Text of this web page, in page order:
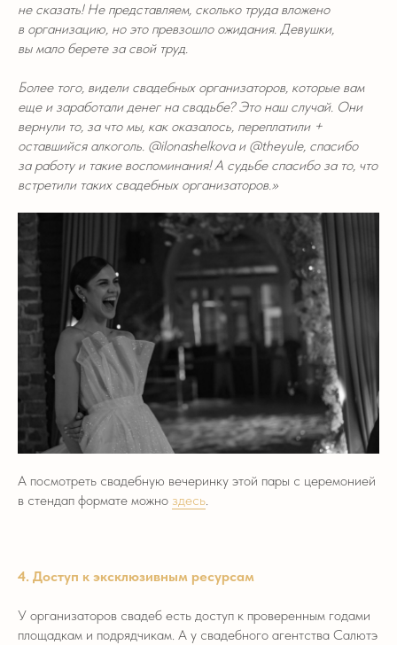
не сказать! Не представляем, сколько труда вложено
в организацию, но это превзошло ожидания. Девушки,
вы мало берете за свой труд.
Более того, видели свадебных организаторов, которые вам
еще и заработали денег на свадьбе? Это наш случай. Они
вернули то, за что мы, как оказалось, переплатили +
оставшийся алкоголь. @ilonashelkova и @theyule, спасибо
за работу и такие воспоминания! А судьбе спасибо за то, что
встретили таких свадебных организаторов.»
А посмотреть свадебную вечеринку этой пары с церемонией
в стендап формате можно здесь.
4. Доступ к эксклюзивным ресурсам
У организаторов свадеб есть доступ к проверенным годами
площадкам и подрядчикам. А у свадебного агентства Салютэ